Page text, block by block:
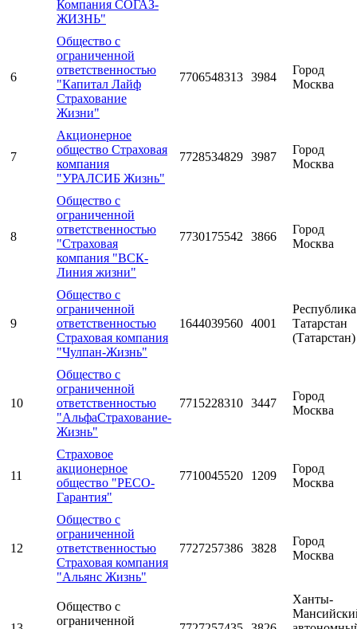
Компания СОГАЗ-
ЖИЗНЬ"
6
Общество с
ограниченной
ответственностью
"Капитал Лайф
Страхование
Жизни"
7706548313 3984
Город
Москва
7
Акционерное
общество Страховая
компания
"УРАЛСИБ Жизнь"
7728534829 3987
Город
Москва
8
Общество с
ограниченной
ответственностью
"Страховая
компания "ВСК-
Линия жизни"
7730175542 3866
Город
Москва
9
Общество с
ограниченной
ответственностью
Страховая компания
"Чулпан-Жизнь"
1644039560 4001
Республика
Татарстан
(Татарстан)
10
Общество с
ограниченной
ответственностью
"АльфаСтрахование-
Жизнь"
7715228310 3447
Город
Москва
11
Страховое
акционерное
общество "РЕСО-
Гарантия"
7710045520 1209
Город
Москва
12
Общество с
ограниченной
ответственностью
Страховая компания
"Альянс Жизнь"
7727257386 3828
Город
Москва
Общество с
ограниченной
Ханты-